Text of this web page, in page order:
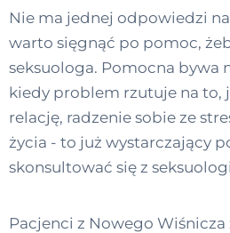
Nie ma jednej odpowiedzi
warto sięgnąć po pomoc,
seksuologa. Pomocna bywa
kiedy problem rzutuje na to,
relację, radzenie sobie ze
życia - to już wystarczający
skonsultować się z
Pacjenci z Nowego Wiśnicza